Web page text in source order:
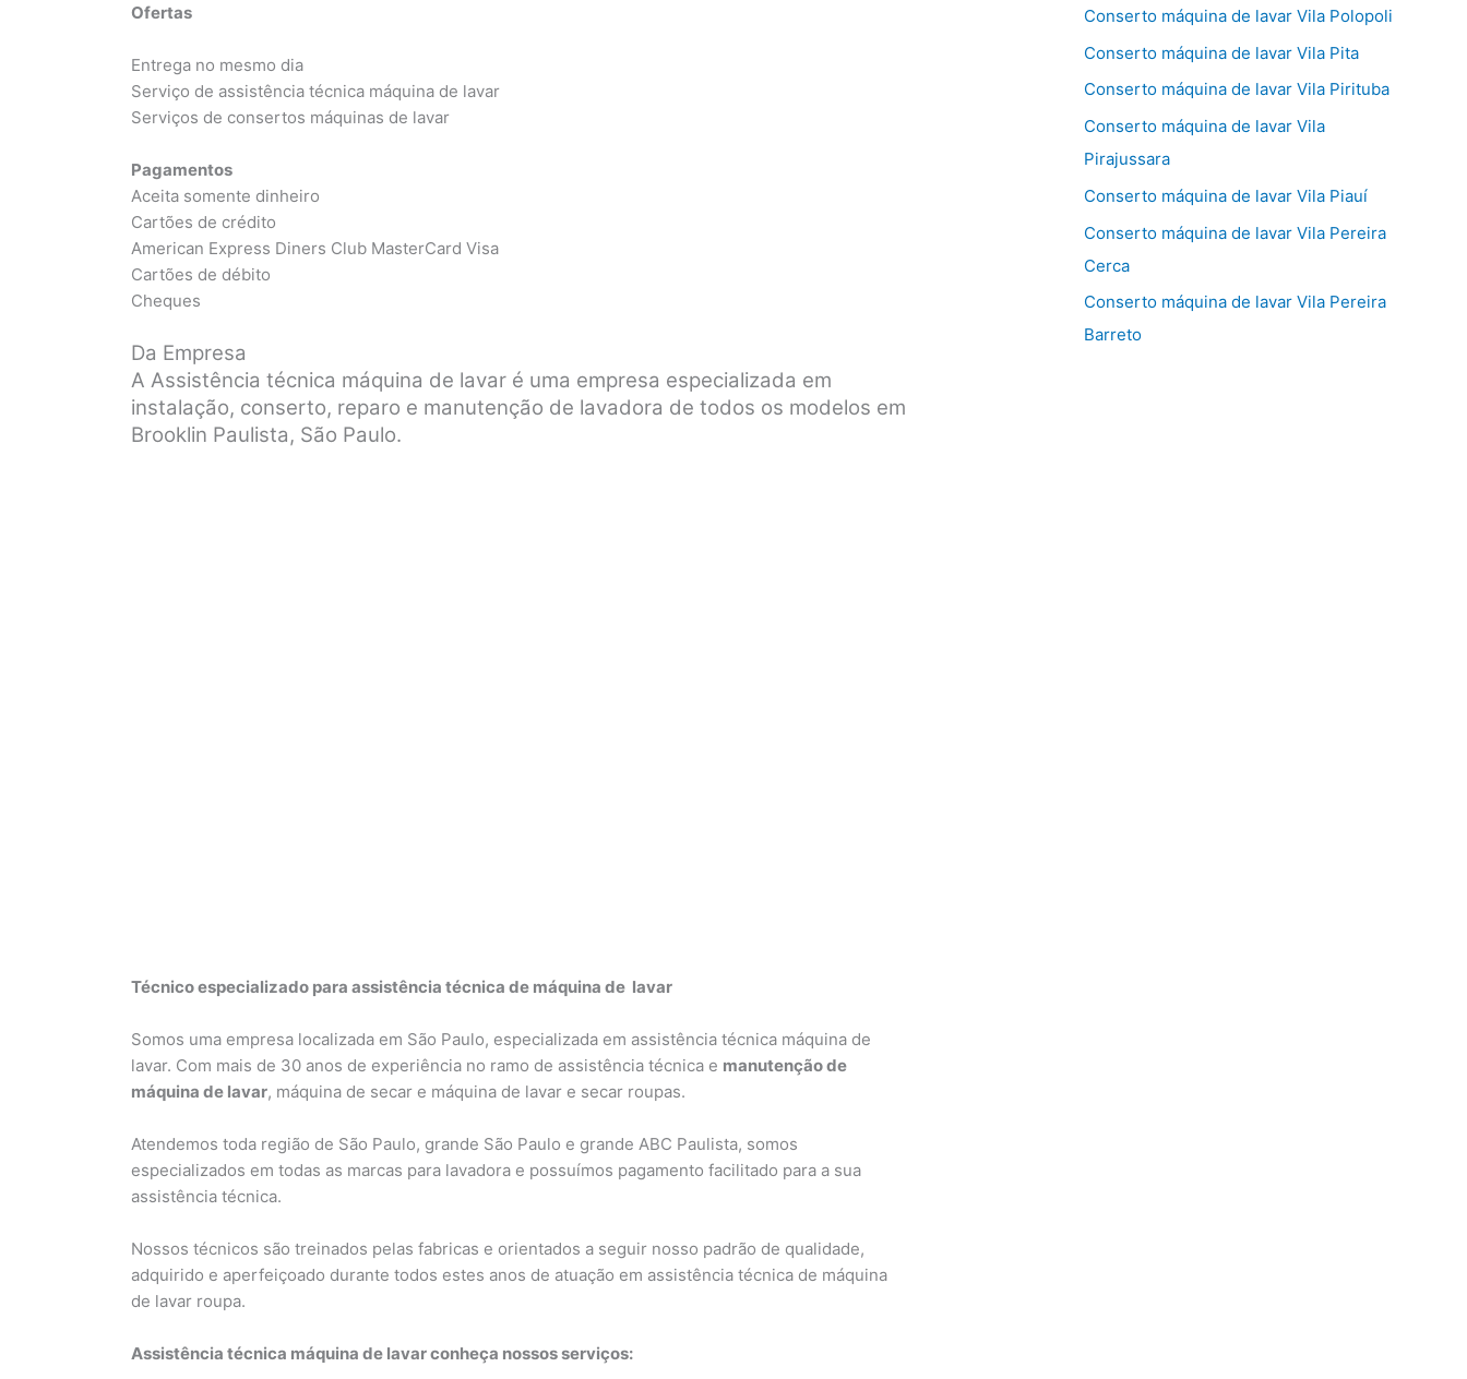
Ofertas
Entrega no mesmo dia
Serviço de assistência técnica máquina de lavar
Serviços de consertos máquinas de lavar
Pagamentos
Aceita somente dinheiro
Cartões de crédito
American Express Diners Club MasterCard Visa
Cartões de débito
Cheques
Da Empresa
A Assistência técnica máquina de lavar é uma empresa especializada em
instalação, conserto, reparo e manutenção de lavadora de todos os modelos em
Brooklin Paulista, São Paulo.
Técnico especializado para assistência técnica de máquina de lavar
Somos uma empresa localizada em São Paulo, especializada em assistência técnica máquina de
lavar. Com mais de 30 anos de experiência no ramo de assistência técnica e manutenção de
máquina de lavar, máquina de secar e máquina de lavar e secar roupas.
Atendemos toda região de São Paulo, grande São Paulo e grande ABC Paulista, somos
especializados em todas as marcas para lavadora e possuímos pagamento facilitado para a sua
assistência técnica.
Nossos técnicos são treinados pelas fabricas e orientados a seguir nosso padrão de qualidade,
adquirido e aperfeiçoado durante todos estes anos de atuação em assistência técnica de máquina
de lavar roupa.
Assistência técnica máquina de lavar conheça nossos serviços:
Conserto máquina de lavar Vila Polopoli
Conserto máquina de lavar Vila Pita
Conserto máquina de lavar Vila Pirituba
Conserto máquina de lavar Vila
Pirajussara
Conserto máquina de lavar Vila Piauí
Conserto máquina de lavar Vila Pereira
Cerca
Conserto máquina de lavar Vila Pereira
Barreto